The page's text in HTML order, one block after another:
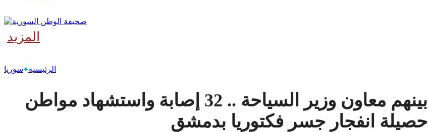
المزيد
الأخبار:‬
الرئيسية سوريا
بينهم معاون وزير السياحة .. 32 إصابة واستشهاد مواطن
حصيلة انفجار جسر فكتوريا بدمشق